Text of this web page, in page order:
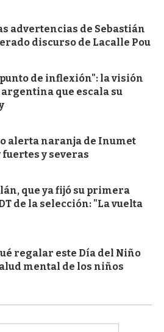
advertencias de Sebastián
discurso de Lacalle Pou
de inflexión": la visión
que escala su
alerta naranja de Inumet
y severas
que ya fijó su primera
de la selección: "La vuelta
regalar este Día del Niño
mental de los niños